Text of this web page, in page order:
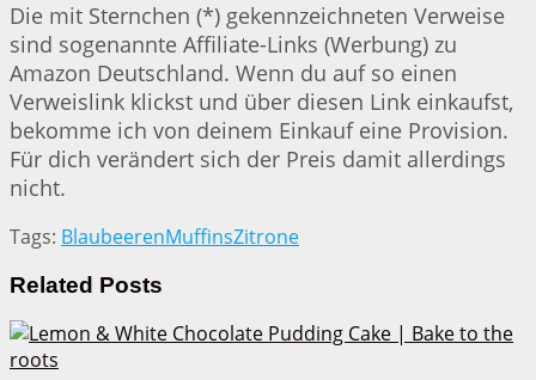
Die mit Sternchen (*) gekennzeichneten Verweise
sind sogenannte Affiliate-Links (Werbung) zu
Amazon Deutschland. Wenn du auf so einen
Verweislink klickst und über diesen Link einkaufst,
bekomme ich von deinem Einkauf eine Provision.
Für dich verändert sich der Preis damit allerdings
nicht.
Tags: BlaubeerenMuffinsZitrone
Related Posts